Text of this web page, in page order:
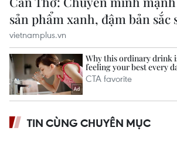
TIN CÙNG CHUYÊN MỤC